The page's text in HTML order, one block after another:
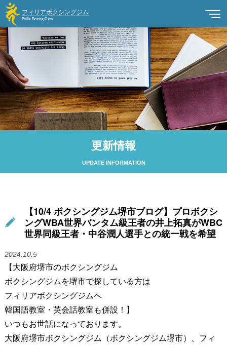
更新情報
UPDATE INFORMATION
【10/4 ボクシングジム堺市ブログ】プロボクシ
ングWBA世界バンタム級王者の井上拓真がWBC
世界同級王者・中谷潤人選手との統一戦を希望
2024.10.5
【大阪府堺市のボクシングジム
ボクシングジムを堺市で探している方は
フィリアボクシングジムへ
韓国語教室・英会話教室も併設！】
いつもお世話になっております。
大阪府堺市ボクシングジム（ボクシングジム堺市）、フィ